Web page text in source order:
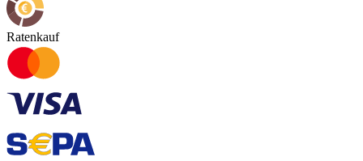
Ratenkauf